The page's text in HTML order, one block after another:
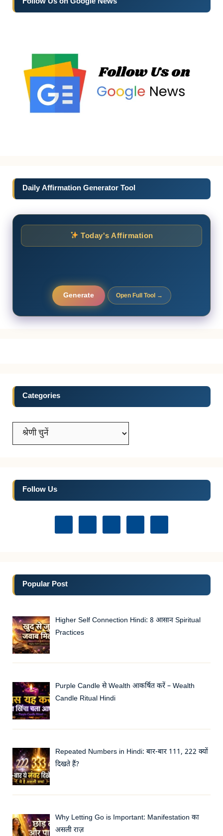
Daily Affirmation Generator Tool
Today's Affirmation
Generate Open Full Tool →
Categories
Categories
Follow Us
Popular Post
Higher Self Connection Hindi: 8 आसान Spiritual
Practices
Purple Candle से Wealth आकर्षित करें – Wealth
Candle Ritual Hindi
Repeated Numbers in Hindi: बार-बार 111, 222 क्यों
दिखते हैं?
Why Letting Go is Important: Manifestation का
असली राज़